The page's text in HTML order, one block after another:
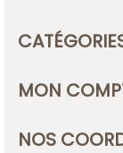
MON
NOS